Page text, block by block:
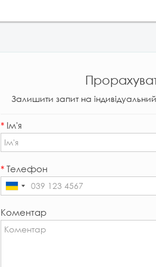
Залишити запит на
* Ім'я
* Телефон
Коментар